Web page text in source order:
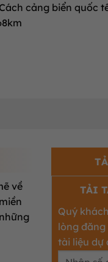
cảng biển quốc
về
TẢI
Quý
lòng đăng
tài liệu dự